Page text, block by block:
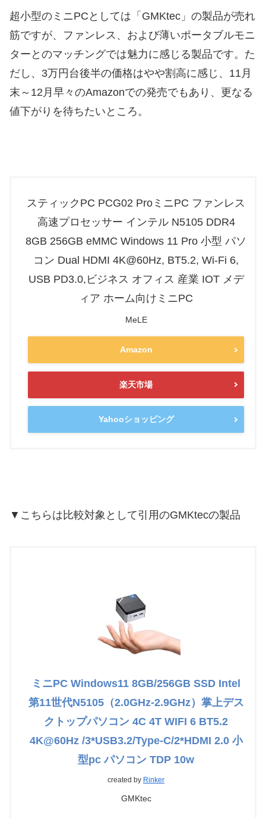
超小型のミニPCとしては「GMKtec」の製品が売れ
筋ですが、ファンレス、および薄いポータブルモニ
ターとのマッチングでは魅力に感じる製品です。た
だし、3万円台後半の価格はやや割高に感じ、11月
末～12月早々のAmazonでの発売でもあり、更なる
値下がりを待ちたいところ。
スティックPC PCG02 ProミニPC ファンレス
高速プロセッサー インテル N5105 DDR4
8GB 256GB eMMC Windows 11 Pro 小型 パソ
コン Dual HDMI 4K@60Hz, BT5.2, Wi-Fi 6,
USB PD3.0,ビジネス オフィス 産業 IOT メデ
ィア ホーム向けミニPC
MeLE
Amazon
楽天市場
Yahooショッピング
▼こちらは比較対象として引用のGMKtecの製品
ミニPC Windows11 8GB/256GB SSD Intel
第11世代N5105（2.0GHz-2.9GHz）掌上デス
クトップパソコン 4C 4T WIFI 6 BT5.2
4K@60Hz /3*USB3.2/Type-C/2*HDMI 2.0 小
型pc パソコン TDP 10w
created by Rinker
GMKtec